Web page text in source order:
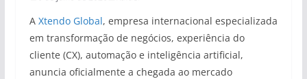
A Xtendo Global, empresa internacional especializada
em transformação de negócios, experiência do
cliente (CX), automação e inteligência artificial,
anuncia oficialmente a chegada ao mercado